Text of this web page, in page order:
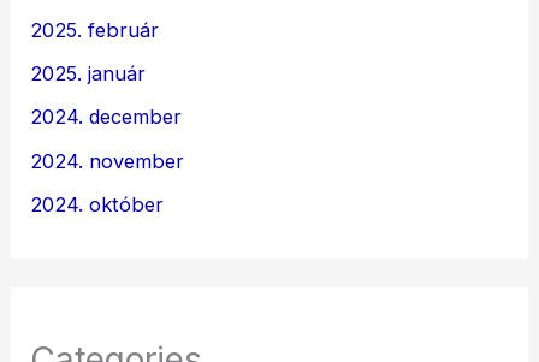
2025. február
2025. január
2024. december
2024. november
2024. október